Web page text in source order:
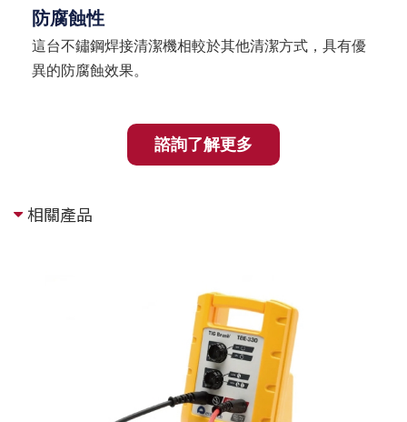
防腐蝕性
這台不鏽鋼焊接清潔機相較於其他清潔方式，具有優
異的防腐蝕效果。
諮詢了解更多
相關產品